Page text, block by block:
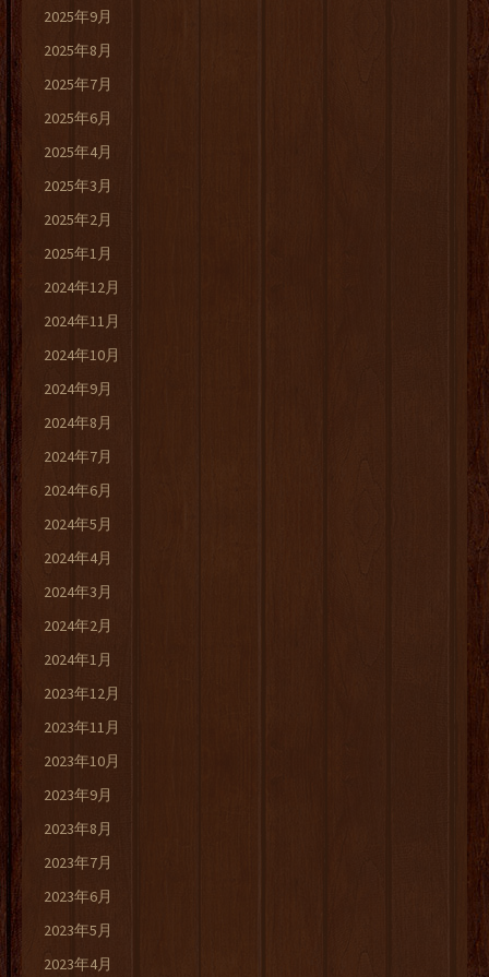
2025年9月
2025年8月
2025年7月
2025年6月
2025年4月
2025年3月
2025年2月
2025年1月
2024年12月
2024年11月
2024年10月
2024年9月
2024年8月
2024年7月
2024年6月
2024年5月
2024年4月
2024年3月
2024年2月
2024年1月
2023年12月
2023年11月
2023年10月
2023年9月
2023年8月
2023年7月
2023年6月
2023年5月
2023年4月